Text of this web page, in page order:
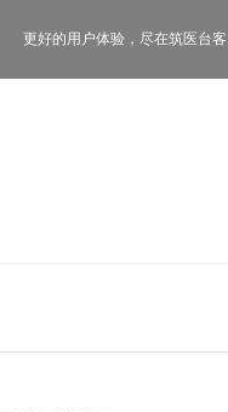
更好的用户体验， 尽在筑医台